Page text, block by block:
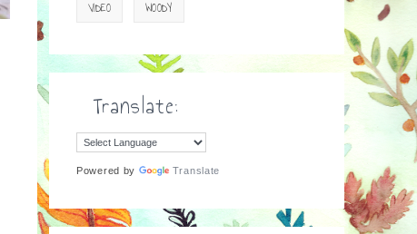
VIDEO WOODY
Translate:
Powered by Translate